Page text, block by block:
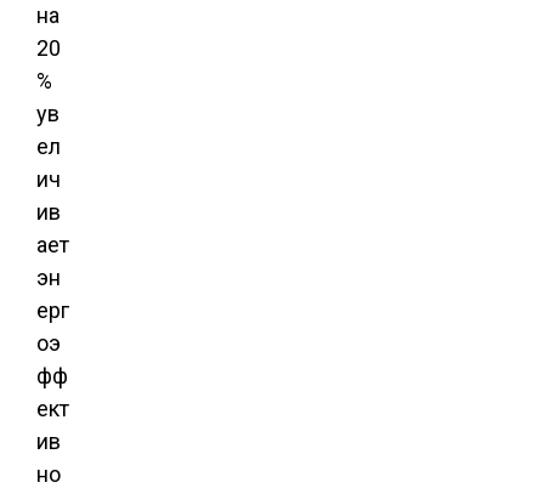
на
20
%
ув
ел
ич
ив
ает
эн
ерг
оэ
фф
ект
ив
но